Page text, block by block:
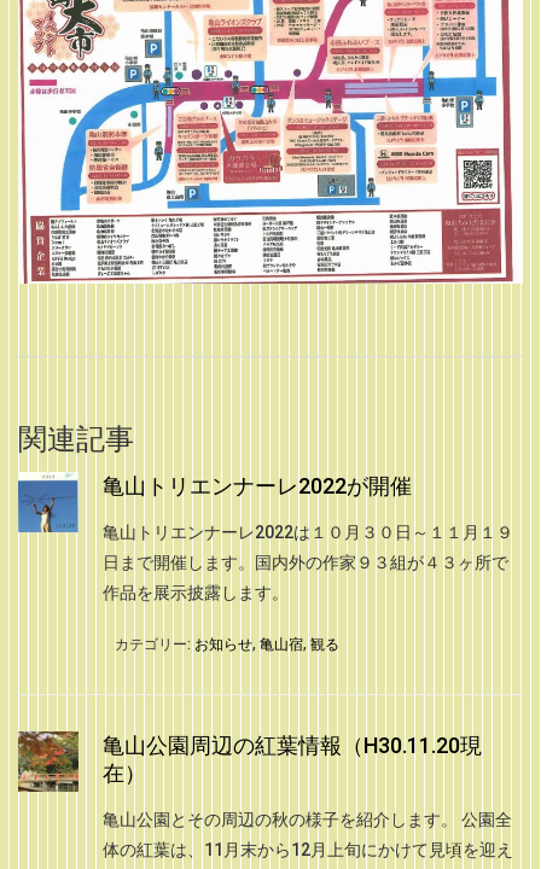
関連記事
亀山トリエンナーレ2022が開催
亀山トリエンナーレ2022は１０月３０日～１１月１９
日まで開催します。国内外の作家９３組が４３ヶ所で
作品を展示披露します。
カテゴリー: お知らせ, 亀山宿, 観る
亀山公園周辺の紅葉情報（H30.11.20現
在）
亀山公園とその周辺の秋の様子を紹介します。 公園全
体の紅葉は、11月末から12月上旬にかけて見頃を迎え